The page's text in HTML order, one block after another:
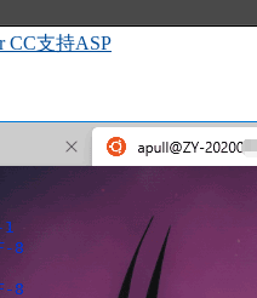
CC支持ASP